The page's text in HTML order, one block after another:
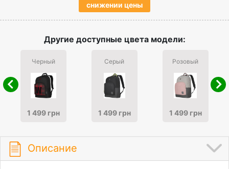
снижении цены
Другие доступные цвета модели:
Черный
1 499 грн
Серый
1 499 грн
Розовый
1 499 грн
Описание